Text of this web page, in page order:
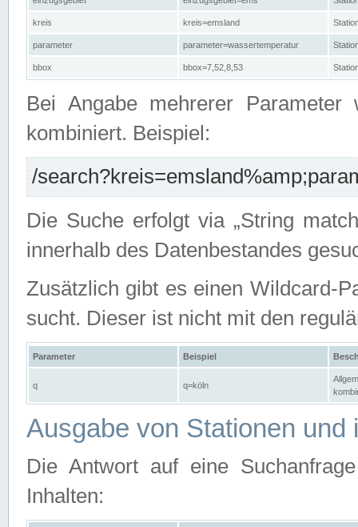
kreis kreis=emsland
parameter parameter=wassertemperatur
bbox bbox=7,52,8,53
Bei Angabe mehrerer Parameter
kombiniert. Beispiel:
/
Die Suche erfolgt via „String
innerhalb des Datenbestandes
Zusätzlich gibt es einen Wildcard-
sucht. Dieser ist nicht mit den
Parameter Beispiel
q q=köln
Ausgabe von Stationen und
Die Antwort auf eine
Inhalten: